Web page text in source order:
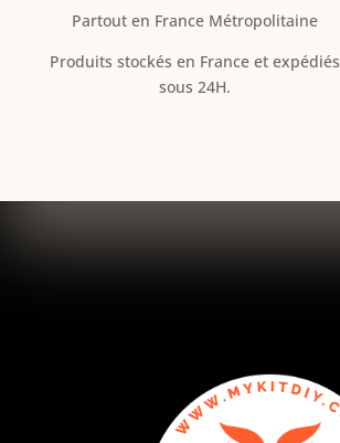
Partout en France Métropolitaine
Produits stockés en France et expédiés
sous 24H.